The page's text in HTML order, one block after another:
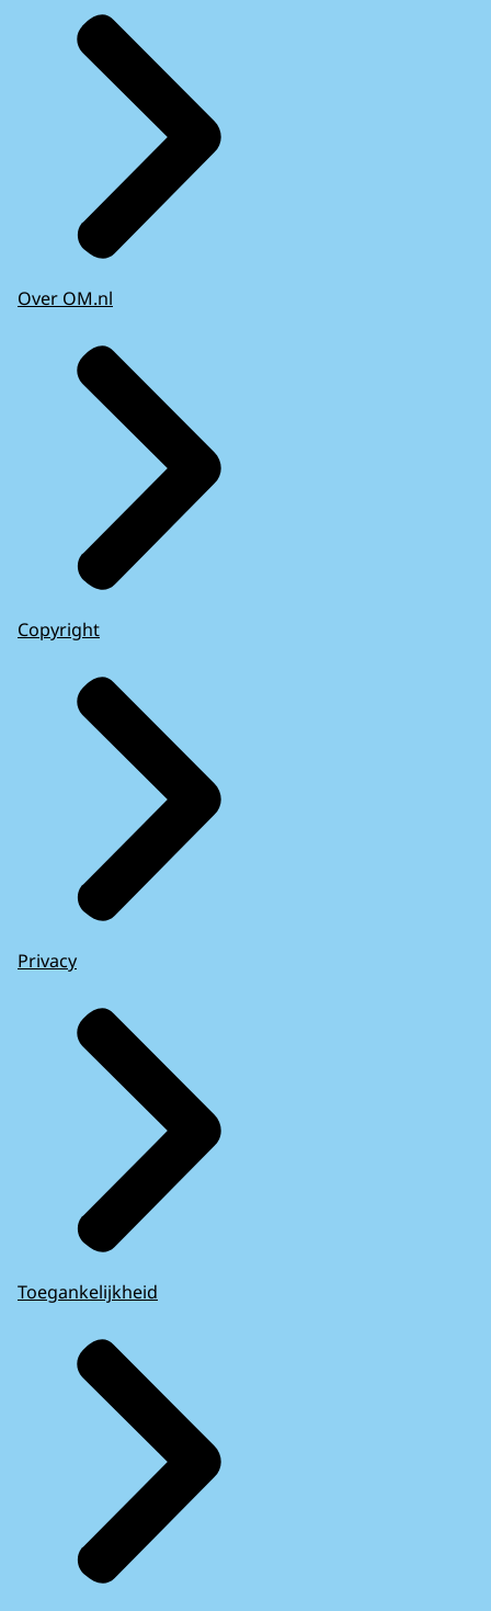
Over OM.nl
Copyright
Privacy
Toegankelijkheid